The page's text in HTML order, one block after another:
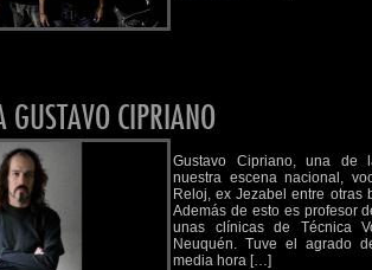
GUSTAVO CIPRIANO
Gustavo Cipriano, una de
nuestra escena nacional,
Reloj, ex Jezabel entre otras
Además de esto es profesor
unas clínicas de Técnica
Neuquén. Tuve el agrado
media hora […]